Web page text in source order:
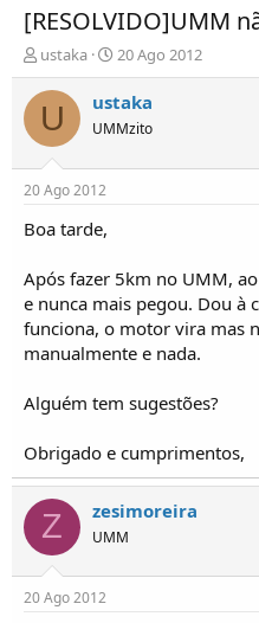
[RESOLVIDO]UMM
I
n
i
i
d
o
r
T
ó
p
i
s
ustaka
D
a
t
d
o
20 Ago 2012
U ustaka
UMMzito
20 Ago 2012
Boa tarde,
Após fazer 5km no UMM,
e nunca mais pegou. Dou à
funciona, o motor vira mas
manualmente e nada.
Alguém tem sugestões?
Obrigado e cumprimentos,
Z zesimoreira
UMM
20 Ago 2012